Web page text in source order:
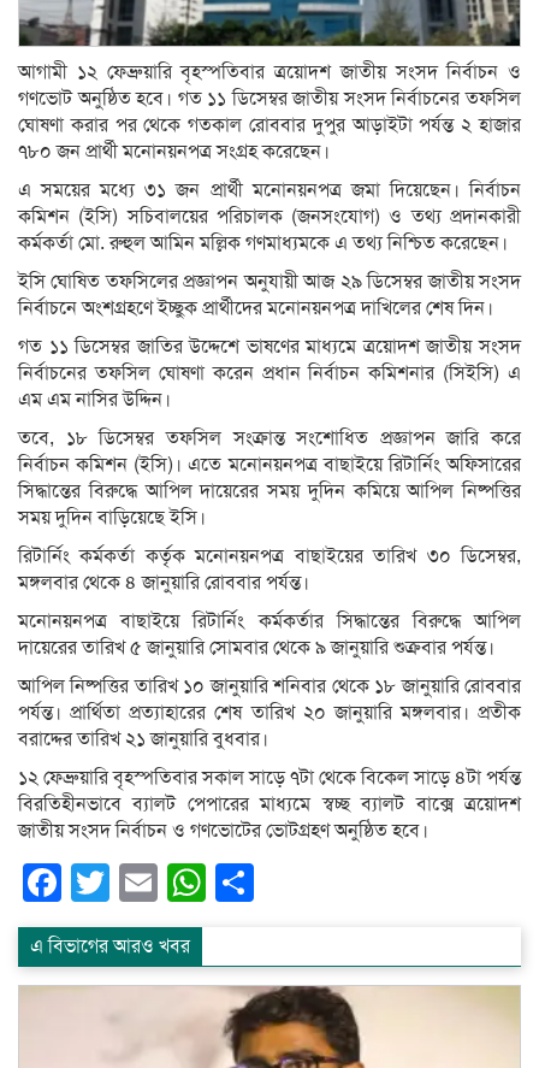
আগামী ১২ ফেব্রুয়ারি বৃহস্পতিবার ত্রয়োদশ জাতীয় সংসদ নির্বাচন ও
গণভোট অনুষ্ঠিত হবে। গত ১১ ডিসেম্বর জাতীয় সংসদ নির্বাচনের তফসিল
ঘোষণা করার পর থেকে গতকাল রোববার দুপুর আড়াইটা পর্যন্ত ২ হাজার
৭৮০ জন প্রার্থী মনোনয়নপত্র সংগ্রহ করেছেন।
এ সময়ের মধ্যে ৩১ জন প্রার্থী মনোনয়নপত্র জমা দিয়েছেন। নির্বাচন
কমিশন (ইসি) সচিবালয়ের পরিচালক (জনসংযোগ) ও তথ্য প্রদানকারী
কর্মকর্তা মো. রুহুল আমিন মল্লিক গণমাধ্যমকে এ তথ্য নিশ্চিত করেছেন।
ইসি ঘোষিত তফসিলের প্রজ্ঞাপন অনুযায়ী আজ ২৯ ডিসেম্বর জাতীয় সংসদ
নির্বাচনে অংশগ্রহণে ইচ্ছুক প্রার্থীদের মনোনয়নপত্র দাখিলের শেষ দিন।
গত ১১ ডিসেম্বর জাতির উদ্দেশে ভাষণের মাধ্যমে ত্রয়োদশ জাতীয় সংসদ
নির্বাচনের তফসিল ঘোষণা করেন প্রধান নির্বাচন কমিশনার (সিইসি) এ
এম এম নাসির উদ্দিন।
তবে, ১৮ ডিসেম্বর তফসিল সংক্রান্ত সংশোধিত প্রজ্ঞাপন জারি করে
নির্বাচন কমিশন (ইসি)। এতে মনোনয়নপত্র বাছাইয়ে রিটার্নিং অফিসারের
সিদ্ধান্তের বিরুদ্ধে আপিল দায়েরের সময় দুদিন কমিয়ে আপিল নিষ্পত্তির
সময় দুদিন বাড়িয়েছে ইসি।
রিটার্নিং কর্মকর্তা কর্তৃক মনোনয়নপত্র বাছাইয়ের তারিখ ৩০ ডিসেম্বর,
মঙ্গলবার থেকে ৪ জানুয়ারি রোববার পর্যন্ত।
মনোনয়নপত্র বাছাইয়ে রিটার্নিং কর্মকর্তার সিদ্ধান্তের বিরুদ্ধে আপিল
দায়েরের তারিখ ৫ জানুয়ারি সোমবার থেকে ৯ জানুয়ারি শুক্রবার পর্যন্ত।
আপিল নিষ্পত্তির তারিখ ১০ জানুয়ারি শনিবার থেকে ১৮ জানুয়ারি রোববার
পর্যন্ত। প্রার্থিতা প্রত্যাহারের শেষ তারিখ ২০ জানুয়ারি মঙ্গলবার। প্রতীক
বরাদ্দের তারিখ ২১ জানুয়ারি বুধবার।
১২ ফেব্রুয়ারি বৃহস্পতিবার সকাল সাড়ে ৭টা থেকে বিকেল সাড়ে ৪টা পর্যন্ত
বিরতিহীনভাবে ব্যালট পেপারের মাধ্যমে স্বচ্ছ ব্যালট বাক্সে ত্রয়োদশ
জাতীয় সংসদ নির্বাচন ও গণভোটের ভোটগ্রহণ অনুষ্ঠিত হবে।
Facebook
Twitter
EmailWhatsApp
এ বিভাগের আরও খবর